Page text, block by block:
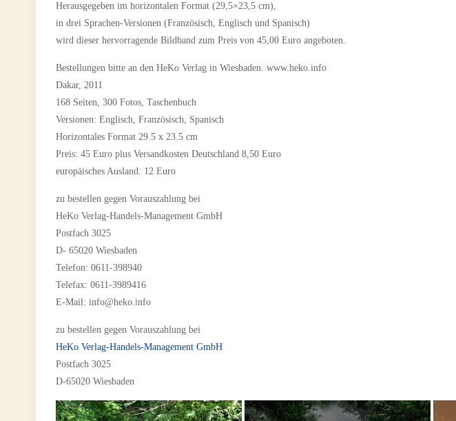
Herausgegeben im horizontalen Format (29,5×23,5 cm),
in drei Sprachen-Versionen (Französisch, Englisch und Spanisch)
wird dieser hervorragende Bildband zum Preis von 45,00 Euro angeboten.
Bestellungen bitte an den HeKo Verlag in Wiesbaden. www.heko.info
Dakar, 2011
168 Seiten, 300 Fotos, Taschenbuch
Versionen: Englisch, Französisch, Spanisch
Horizontales Format 29.5 x 23.5 cm
Preis: 45 Euro plus Versandkosten Deutschland 8,50 Euro
europäisches Ausland: 12 Euro
zu bestellen gegen Vorauszahlung bei
HeKo Verlag-Handels-Management GmbH
Postfach 3025
D- 65020 Wiesbaden
Telefon: 0611-398940
Telefax: 0611-3989416
E-Mail: info@heko.info
zu bestellen gegen Vorauszahlung bei
HeKo Verlag-Handels-Management GmbH
Postfach 3025
D-65020 Wiesbaden